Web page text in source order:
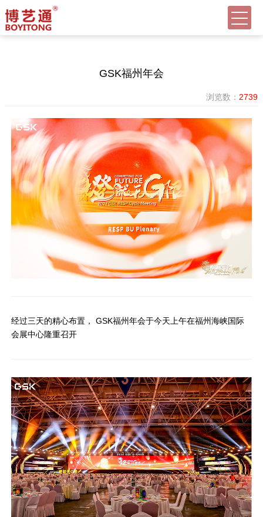
GSK福州年会
浏览数： 2739
经过三天的精心布置， GSK福州年会于今天上午在福州海峡国际
会展中心隆重召开